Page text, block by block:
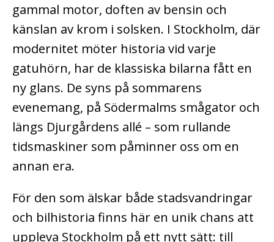
gammal motor, doften av bensin och
känslan av krom i solsken. I Stockholm, där
modernitet möter historia vid varje
gatuhörn, har de klassiska bilarna fått en
ny glans. De syns på sommarens
evenemang, på Södermalms smågator och
längs Djurgårdens allé – som rullande
tidsmaskiner som påminner oss om en
annan era.
För den som älskar både stadsvandringar
och bilhistoria finns här en unik chans att
uppleva Stockholm på ett nytt sätt: till